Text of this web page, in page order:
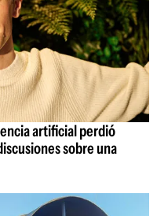
artificial perdió
sobre una